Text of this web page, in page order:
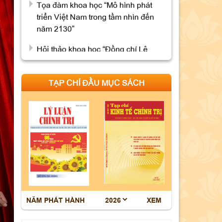
năm 2130”
Hội thảo khoa học “Đồng chí Lê
Quang Đạo - nhà lãnh đạo tài năng
của Đảng và cách mạng Việt Nam”
Mục lục Tạp chí Thông tin khoa học
Lý luận chính trị số 7 năm 2026
Bế giảng Lớp tập huấn giảng viên
giảng dạy nội dung giáo trình Cao
cấp lý luận chính trị mới, môn Nhà
nước và Pháp luật Việt Nam
Thông báo tổ chức bảo vệ luận án
tiến sĩ cho Nghiên cứu sinh Lê Thị
Phương
Thông báo tổ chức bảo vệ luận án
TẠP CHÍ ĐẦU MỤC SÁCH
NĂM PHÁT HÀNH XEM